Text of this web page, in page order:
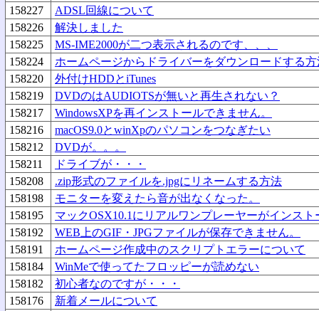
158227
ADSL回線について
158226
解決しました
158225
MS-IME2000が二つ表示されるのです、、、
158224
ホームページからドライバーをダウンロードする方
158220
外付けHDDとiTunes
158219
DVDのはAUDIOTSが無いと再生されない？
158217
WindowsXPを再インストールできません。
158216
macOS9.0とwinXpのパソコンをつなぎたい
158212
DVDが。。。
158211
ドライブが・・・
158208
.zip形式のファイルを.jpgにリネームする方法
158198
モニターを変えたら音が出なくなった。
158195
マックOSX10.1にリアルワンプレーヤーがインスト
158192
WEB上のGIF・JPGファイルが保存できません。
158191
ホームページ作成中のスクリプトエラーについて
158184
WinMeで使ってたフロッピーが読めない
158182
初心者なのですが・・・
158176
新着メールについて